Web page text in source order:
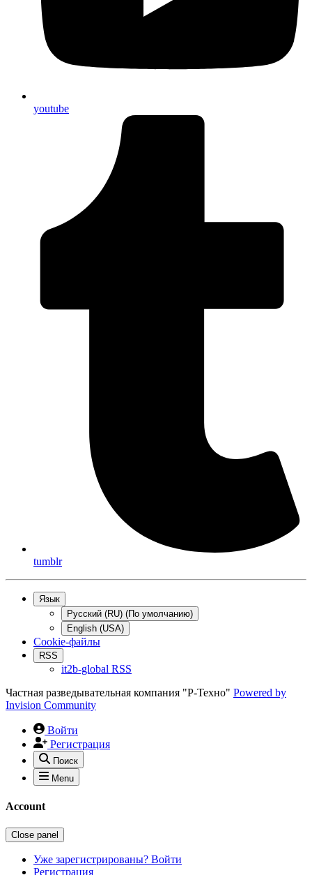
youtube
tumblr
Язык
Русский (RU) (По умолчанию)
English (USA)
Cookie-файлы
RSS
it2b-global RSS
Частная разведывательная компания "Р-Техно" Powered by
Invision Community
Войти
Регистрация
Поиск
Menu
Account
Close panel
Уже зарегистрированы? Войти
Регистрация